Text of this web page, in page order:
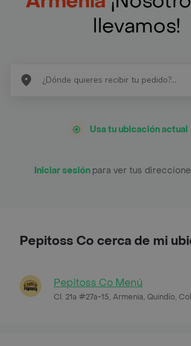
llevamos!
Usa tu ubicación actual
Iniciar sesión para ver tus
Pepitoss Co cerca de mi
Pepitoss Co Menú
Cl. 21a #27a-15, Armenia, Quindío,